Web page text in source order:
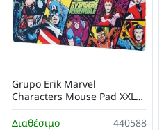
Διαθέσιμο 440588
Grupo Erik Marvel
Characters Mouse Pad XXL
800mm